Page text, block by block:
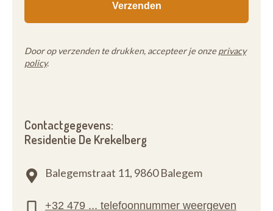
Door op verzenden te drukken, accepteer je onze privacy
policy.
Contactgegevens:
Residentie De Krekelberg
Balegemstraat 11, 9860 Balegem